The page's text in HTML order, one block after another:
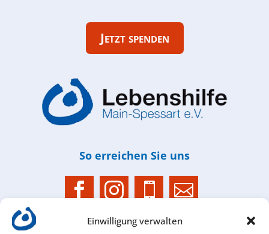
Einwilligung verwalten
Jetzt spenden
So erreichen Sie uns
   